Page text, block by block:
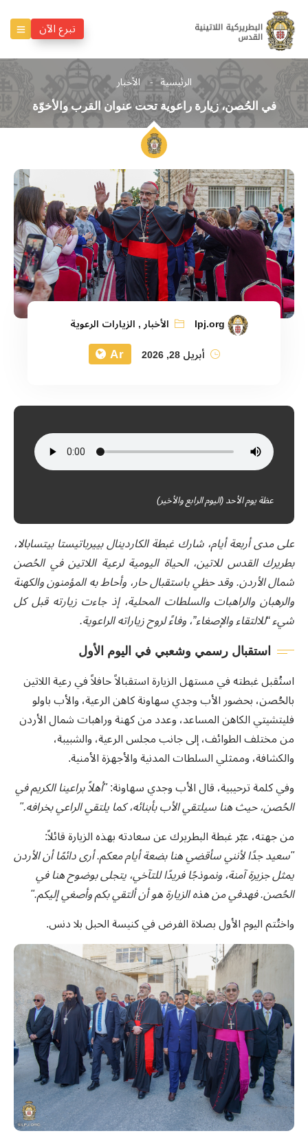
تبرع الآن
الرئيسية الأخبار
في الحُصن، زيارة راعوية تحت عنوان القرب والأخوّة
lpj.org الأخبار, الزيارات الرعوية
أبريل 28, 2026
Ar
عظة يوم الأحد (اليوم الرابع والأخير)
على مدى أربعة أيام، شارك غبطة الكاردينال بييرباتيستا بيتسابالا،
بطريرك القدس للاتين، الحياة اليومية لرعية اللاتين في الحُصن
شمال الأردن. وقد حظي باستقبال حار، وأحاط به المؤمنون والكهنة
والرهبان والراهبات والسلطات المحلية، إذ جاءت زيارته قبل كل
شيء “للالتقاء والإصغاء”، وفاءً لروح زياراته الراعوية.
استقبال رسمي وشعبي في اليوم الأول
استُقبل غبطته في مستهل الزيارة استقبالاً حافلاً في رعية اللاتين
بالحُصن، بحضور الأب وجدي سهاونة كاهن الرعية، والأب باولو
فليتشيتي الكاهن المساعد، وعدد من كهنة وراهبات شمال الأردن
من مختلف الطوائف، إلى جانب مجلس الرعية، والشبيبة،
والكشافة، وممثلي السلطات المدنية والأجهزة الأمنية.
وفي كلمة ترحيبية، قال الأب وجدي سهاونة:"أهلاً براعينا الكريم في
الحُصن، حيث هنا سيلتقي الأب بأبنائه، كما يلتقي الراعي بخرافه."
من جهته، عبّر غبطة البطريرك عن سعادته بهذه الزيارة قائلاً:
"سعيد جدًا لأنني سأقضي هنا بضعة أيام معكم. أرى دائمًا أن الأردن
يمثل جزيرة آمنة، ونموذجًا فريدًا للتآخي، يتجلى بوضوح هنا في
الحُصن. فهدفي من هذه الزيارة هو أن ألتقي بكم وأصغي إليكم."
واختُتم اليوم الأول بصلاة الفرض في كنيسة الحبل بلا دنس.